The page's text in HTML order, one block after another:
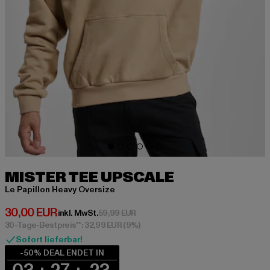
MISTER TEE UPSCALE
Le Papillon Heavy Oversize
30,00 EUR
Derzeitiger Preis: 30,00 EUR
inkl. MwSt.59,99 EURAktionspreis: 59,99 EUR
30-Tage-Bestpreis**: 32,99 EUR(9%)
Sofort lieferbar!
-50% DEAL ENDET IN